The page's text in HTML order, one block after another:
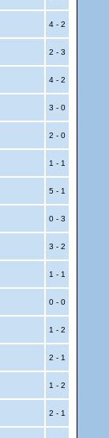
4 - 2
2 - 3
4 - 2
3 - 0
2 - 0
1 - 1
5 - 1
0 - 3
3 - 2
1 - 1
0 - 0
1 - 2
2 - 1
1 - 2
2 - 1